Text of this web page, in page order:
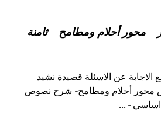
محور أحلام ومطامح – ثامنة
عن الاسئلة قصيدة نشيد
5 الخامس محور أحلام ومطامح- شرح نصوص